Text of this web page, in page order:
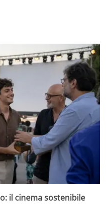
il cinema sostenibile